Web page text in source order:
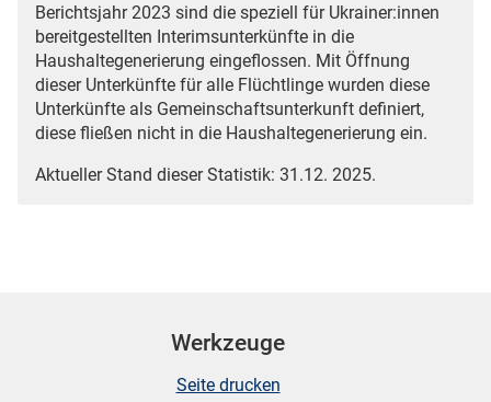
Berichtsjahr 2023 sind die speziell für Ukrainer:innen
bereitgestellten Interimsunterkünfte in die
Haushaltegenerierung eingeflossen. Mit Öffnung
dieser Unterkünfte für alle Flüchtlinge wurden diese
Unterkünfte als Gemeinschaftsunterkunft definiert,
diese fließen nicht in die Haushaltegenerierung ein.
Aktueller Stand dieser Statistik: 31.12. 2025.
Werkzeuge
Seite drucken